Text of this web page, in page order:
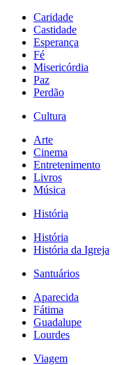
Caridade
Castidade
Esperança
Fé
Misericórdia
Paz
Perdão
Cultura
Arte
Cinema
Entretenimento
Livros
Música
História
História
História da Igreja
Santuários
Aparecida
Fátima
Guadalupe
Lourdes
Viagem